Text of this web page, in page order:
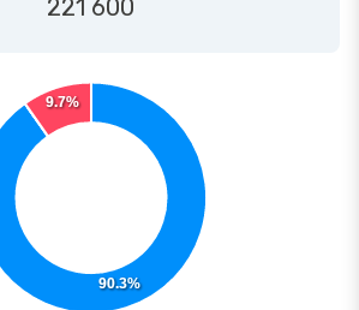
221 600
90.3%
9.7%